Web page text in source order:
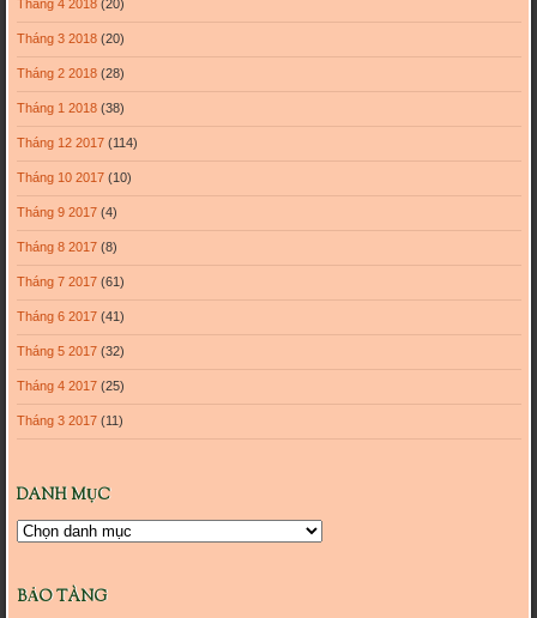
Tháng 4 2018(20)
Tháng 3 2018(20)
Tháng 2 2018(28)
Tháng 1 2018(38)
Tháng 12 2017(114)
Tháng 10 2017(10)
Tháng 9 2017(4)
Tháng 8 2017(8)
Tháng 7 2017(61)
Tháng 6 2017(41)
Tháng 5 2017(32)
Tháng 4 2017(25)
Tháng 3 2017(11)
DANH MỤC
Danh
BẢO TÀNG